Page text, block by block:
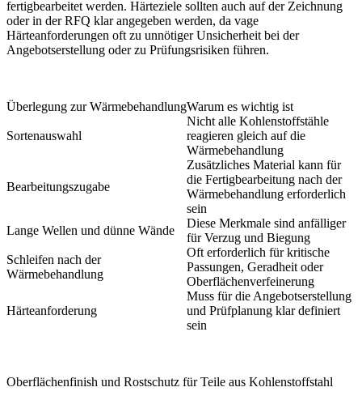
fertigbearbeitet werden. Härteziele sollten auch auf der Zeichnung
oder in der RFQ klar angegeben werden, da vage
Härteanforderungen oft zu unnötiger Unsicherheit bei der
Angebotserstellung oder zu Prüfungsrisiken führen.
Überlegung zur WärmebehandlungWarum es wichtig ist
Sortenauswahl
Nicht alle Kohlenstoffstähle
reagieren gleich auf die
Wärmebehandlung
Bearbeitungszugabe
Zusätzliches Material kann für
die Fertigbearbeitung nach der
Wärmebehandlung erforderlich
sein
Lange Wellen und dünne Wände
Diese Merkmale sind anfälliger
für Verzug und Biegung
Schleifen nach der
Wärmebehandlung
Oft erforderlich für kritische
Passungen, Geradheit oder
Oberflächenverfeinerung
Härteanforderung
Muss für die Angebotserstellung
und Prüfplanung klar definiert
sein
Oberflächenfinish und Rostschutz für Teile aus Kohlenstoffstahl